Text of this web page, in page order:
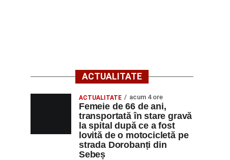
ACTUALITATE
ACTUALITATE acum 4 ore
Femeie de 66 de ani,
transportată în stare gravă
la spital după ce a fost
lovită de o motocicletă pe
strada Dorobanți din
Sebeș